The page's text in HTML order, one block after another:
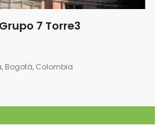
7 Torre3
Bogotá, Colombia